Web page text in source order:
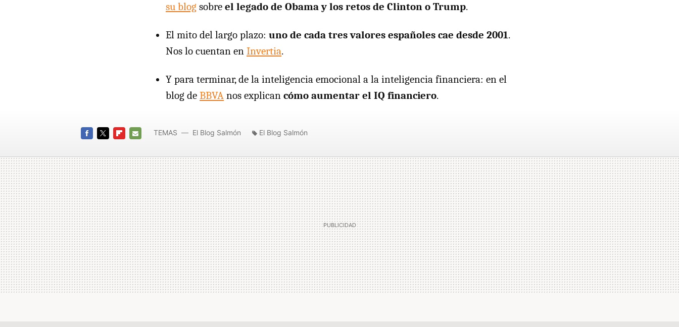
su blog sobre el legado de Obama y los retos de Clinton o Trump.
El mito del largo plazo: uno de cada tres valores españoles cae desde 2001.
Nos lo cuentan en Invertia.
Y para terminar, de la inteligencia emocional a la inteligencia financiera: en el
blog de BBVA nos explican cómo aumentar el IQ financiero.
MAIL
TEMAS El Blog Salmón El Blog Salmón